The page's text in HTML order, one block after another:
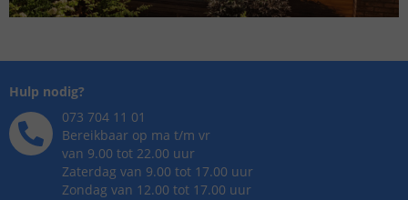
Hulp nodig?
073 704 11 01
Bereikbaar op ma t/m vr
van 9.00 tot 22.00 uur
Zaterdag van 9.00 tot 17.00 uur
Zondag van 12.00 tot 17.00 uur